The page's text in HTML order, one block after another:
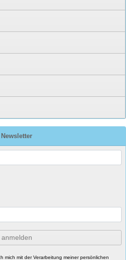
Newsletter
anmelden
mich mit der Verarbeitung meiner persönlichen